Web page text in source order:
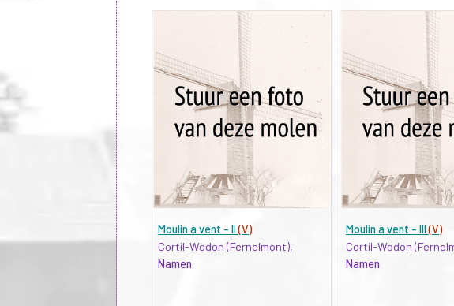
Moulin à vent - II(V)
Cortil-Wodon (Fernelmont),
Namen
Moulin à vent - III(V)
Cortil-Wodon
Namen